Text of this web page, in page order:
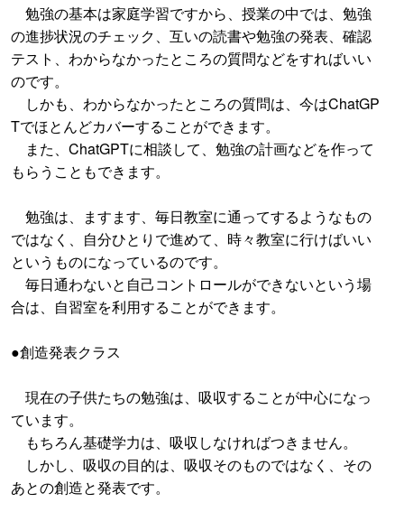
勉強の基本は家庭学習ですから、授業の中では、勉強
の進捗状況のチェック、互いの読書や勉強の発表、確認
テスト、わからなかったところの質問などをすればいい
のです。
しかも、わからなかったところの質問は、今はChatGP
Tでほとんどカバーすることができます。
また、ChatGPTに相談して、勉強の計画などを作って
もらうこともできます。
勉強は、ますます、毎日教室に通ってするようなもの
ではなく、自分ひとりで進めて、時々教室に行けばいい
というものになっているのです。
毎日通わないと自己コントロールができないという場
合は、自習室を利用することができます。
●創造発表クラス
現在の子供たちの勉強は、吸収することが中心になっ
ています。
もちろん基礎学力は、吸収しなければつきません。
しかし、吸収の目的は、吸収そのものではなく、その
あとの創造と発表です。